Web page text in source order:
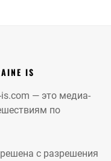
IS
— это медиа-
по
с разрешения